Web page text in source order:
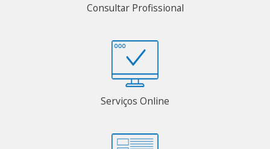
Consultar Profissional
Serviços Online